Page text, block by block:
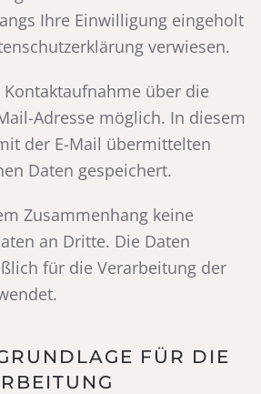
Ihre Einwilligung eingeholt
verwiesen.
über die
Adresse möglich. In diesem
der E-Mail übermittelten
Daten gespeichert.
Zusammenhang keine
an Dritte. Die Daten
für die Verarbeitung der
FÜR DIE